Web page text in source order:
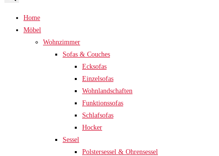
Home
Möbel
Wohnzimmer
Sofas & Couches
Ecksofas
Einzelsofas
Wohnlandschaften
Funktionssofas
Schlafsofas
Hocker
Sessel
Polstersessel & Ohrensessel